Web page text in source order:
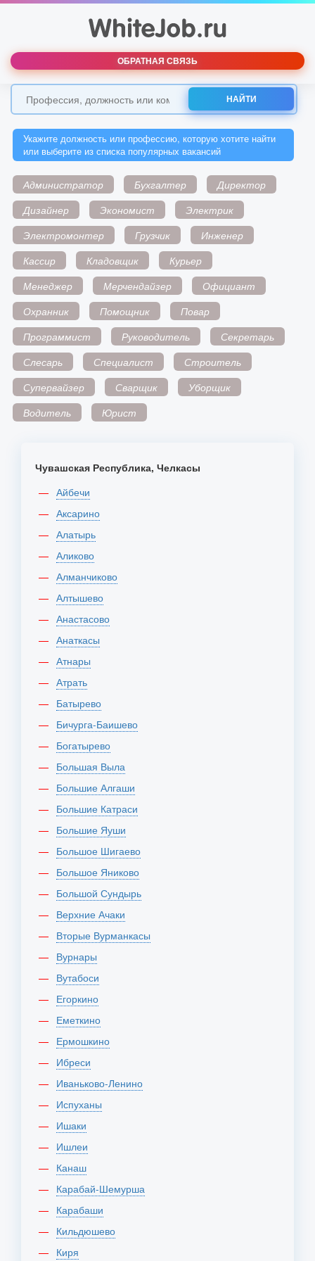
ОБРАТНАЯ СВЯЗЬ
НАЙТИ
Укажите должность или профессию, которую хотите найти
или выберите из списка популярных вакансий
Администратор Бухгалтер
Директор
Дизайнер
Экономист
Электрик
Электромонтер
Грузчик
Инженер
Кассир
Кладовщик
Курьер
Менеджер
Мерчендайзер
Официант
Охранник
Помощник
Повар
Программист
Руководитель
Секретарь
Слесарь
Специалист
Строитель
Супервайзер
Сварщик
Уборщик
Водитель
Юрист
Чувашская Республика, Челкасы
Айбечи
Аксарино
Алатырь
Аликово
Алманчиково
Алтышево
Анастасово
Анаткасы
Атнары
Атрать
Батырево
Бичурга-Баишево
Богатырево
Большая Выла
Большие Алгаши
Большие Катраси
Большие Яуши
Большое Шигаево
Большое Яниково
Большой Сундырь
Верхние Ачаки
Вторые Вурманкасы
Вурнары
Вутабоси
Егоркино
Еметкино
Ермошкино
Ибреси
Иваньково-Ленино
Испуханы
Ишаки
Ишлеи
Канаш
Карабай-Шемурша
Карабаши
Кильдюшево
Киря